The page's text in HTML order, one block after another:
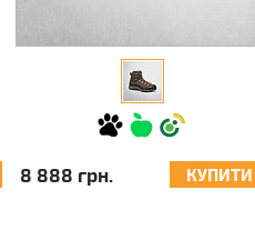
8 888 грн. КУПИТИ